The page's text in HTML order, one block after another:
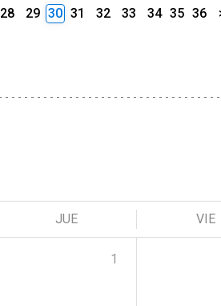
28 29 30 31 32 33 34 35 36
JUE VIE
1